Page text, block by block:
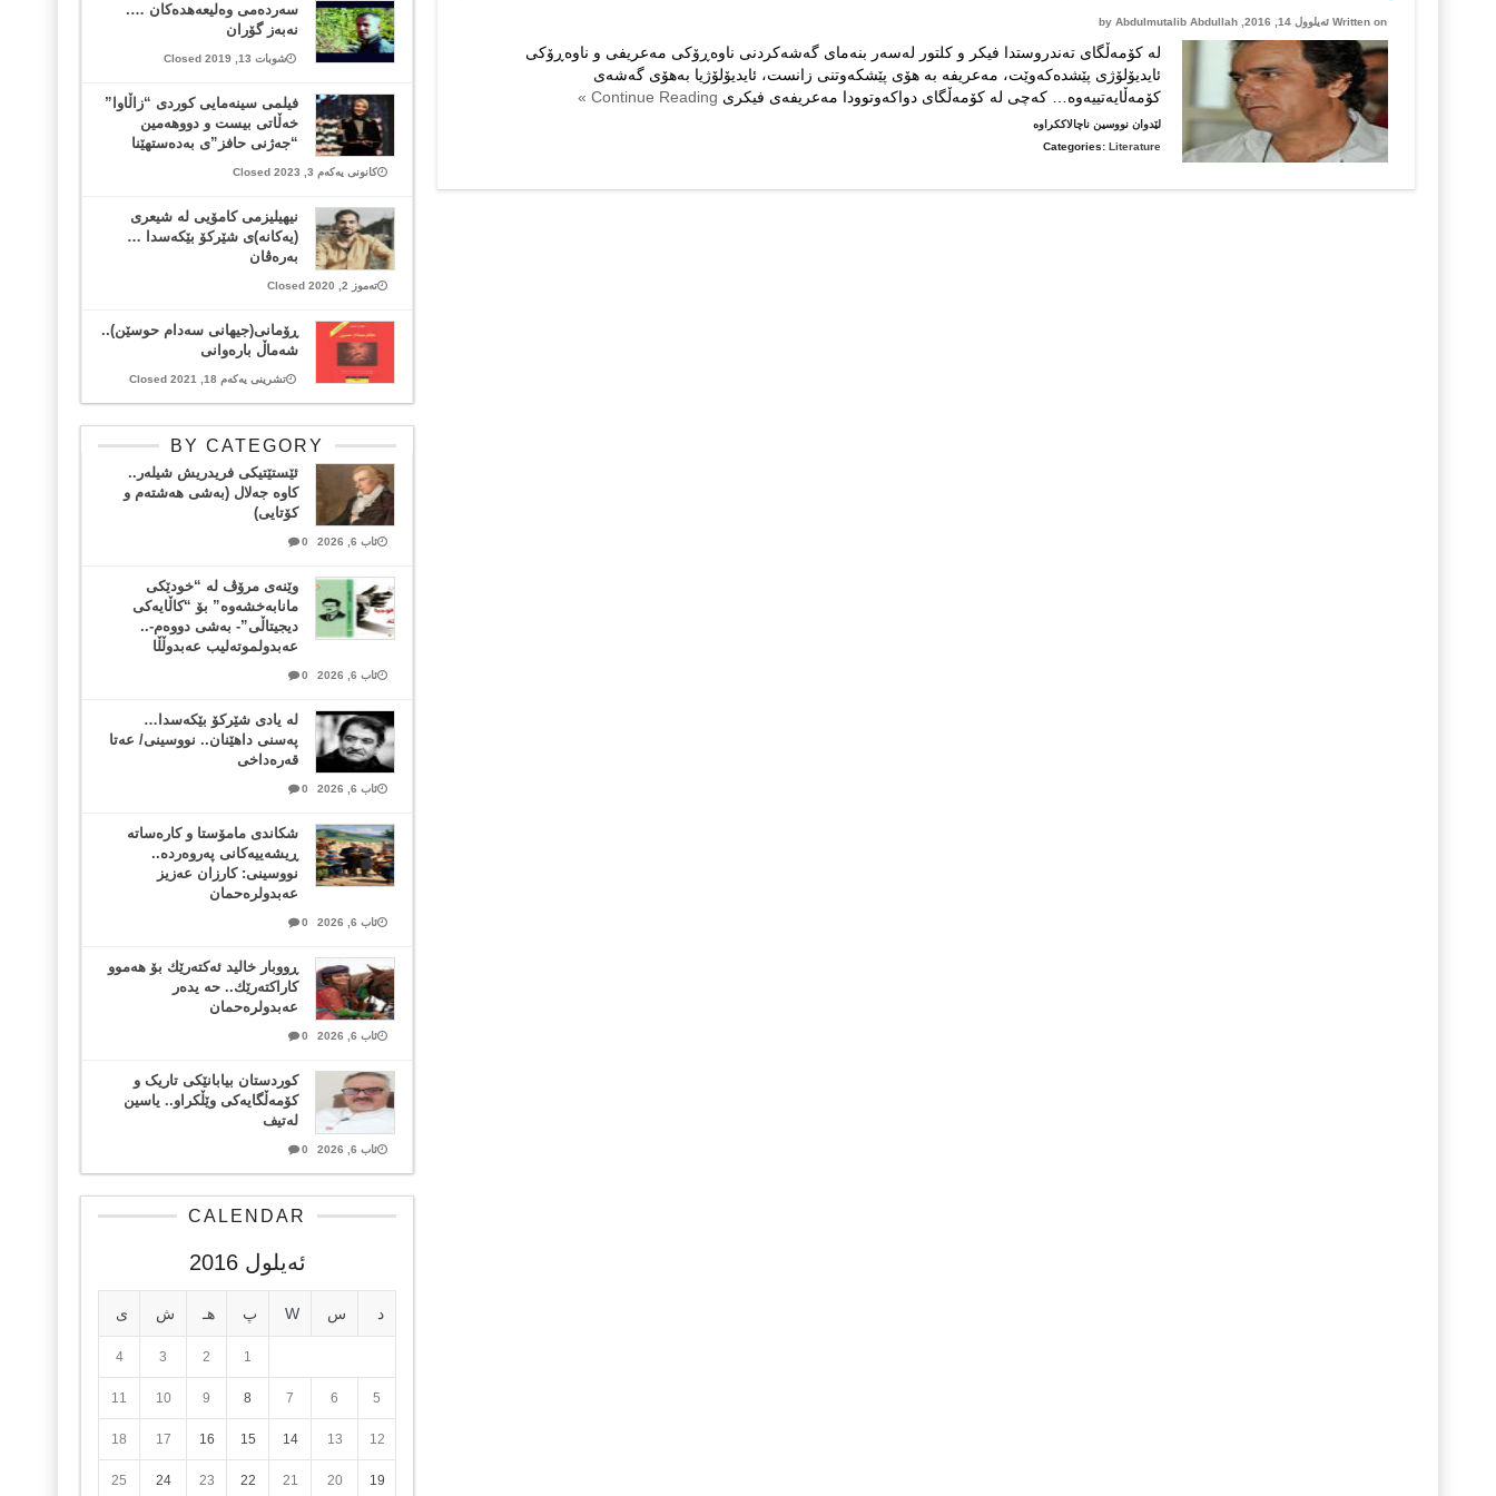
Written on ئەیلوول 14, 2016, by Abdulmutalib Abdullah
له‌ كۆمه‌ڵگای ته‌ندروستدا فیكر و كلتور له‌سه‌ر بنه‌مای گه‌شه‌كردنی ناوه‌ڕۆكی مه‌عریفی ‌و ناوه‌ڕۆكی
ئایدیۆلۆژی پێشده‌كه‌وێت، مه‌عریفه‌ به‌ هۆی پێشكه‌وتنی زانست، ئایدیۆلۆژیا به‌هۆی گه‌شه‌ی
كۆمه‌ڵایه‌تییه‌وه‌… كه‌چی له‌ كۆمه‌ڵگای دواكه‌وتوودا مه‌عریفه‌ی فیكری
لێدوان نووسین ناچالاککراوەلە
…
Categories: Literature
سەردەمی وەلیعەهدەكان ….
نەبەز گۆران
شوبات 13, 2019 Closed
فیلمی سینه‌مایی کوردی “زاڵاوا”
خه‌ڵاتی بیست و دووهه‌مین
“جه‌ژنی حافز”ی بەده‌ستهێنا
کانونی یەکەم 3, 2023 Closed
نیهیلیزمی کامۆیی لە شیعری
(یەکانە)ی شێرکۆ بێکەسدا …
بەرەڤان
تەموز 2, 2020 Closed
ڕۆمانی(جیهانی سەدام حوسێن)..
شەماڵ بارەوانی
تشرینی یەکەم 18, 2021 Closed
BY CATEGORY
ئێستێتیکی فریدریش شیلەر..
کاوە جەلال (بەشی هەشتەم و
کۆتایی)
ئاب 6, 2026 0
وێنەی مرۆڤ لە “خودێکی
مانابەخشەوە” بۆ “کاڵایەکی
دیجیتاڵی”- بەشی دووەم-..
عەبدولموتەلیب عەبدوڵڵا
ئاب 6, 2026 0
لە یادی شێرکۆ بێکەسدا…
پەسنی داهێنان.. نووسینی/ عەتا
قەرەداخی
ئاب 6, 2026 0
شکاندی مامۆستا و کارەساتە
ڕیشەییەکانی پەروەردە..
نووسینی: کارزان عەزیز
عەبدولرەحمان
ئاب 6, 2026 0
ڕووبار خالید ئەكتەرێك بۆ هەموو
كاراكتەرێك.. حه یدەر
عەبدولرەحمان
ئاب 6, 2026 0
کوردستان بیابانێکی تاریک و
کۆمەڵگایەکی وێڵکراو.. یاسین
لەتیف
ئاب 6, 2026 0
CALENDAR
ئه‌یلول 2016
د س W پ هـ ش ی
1
2
3
4
5
6
7
8
9
10
11
12
13
14
15
16
17
18
19
20
21
22
23
24
25